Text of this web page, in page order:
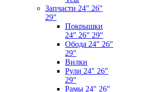
Запчасти 24" 26"
29"
Покрышки
24" 26" 29"
Обода 24" 26"
29"
Вилки
Рули 24" 26"
29"
Рамы 24" 26"